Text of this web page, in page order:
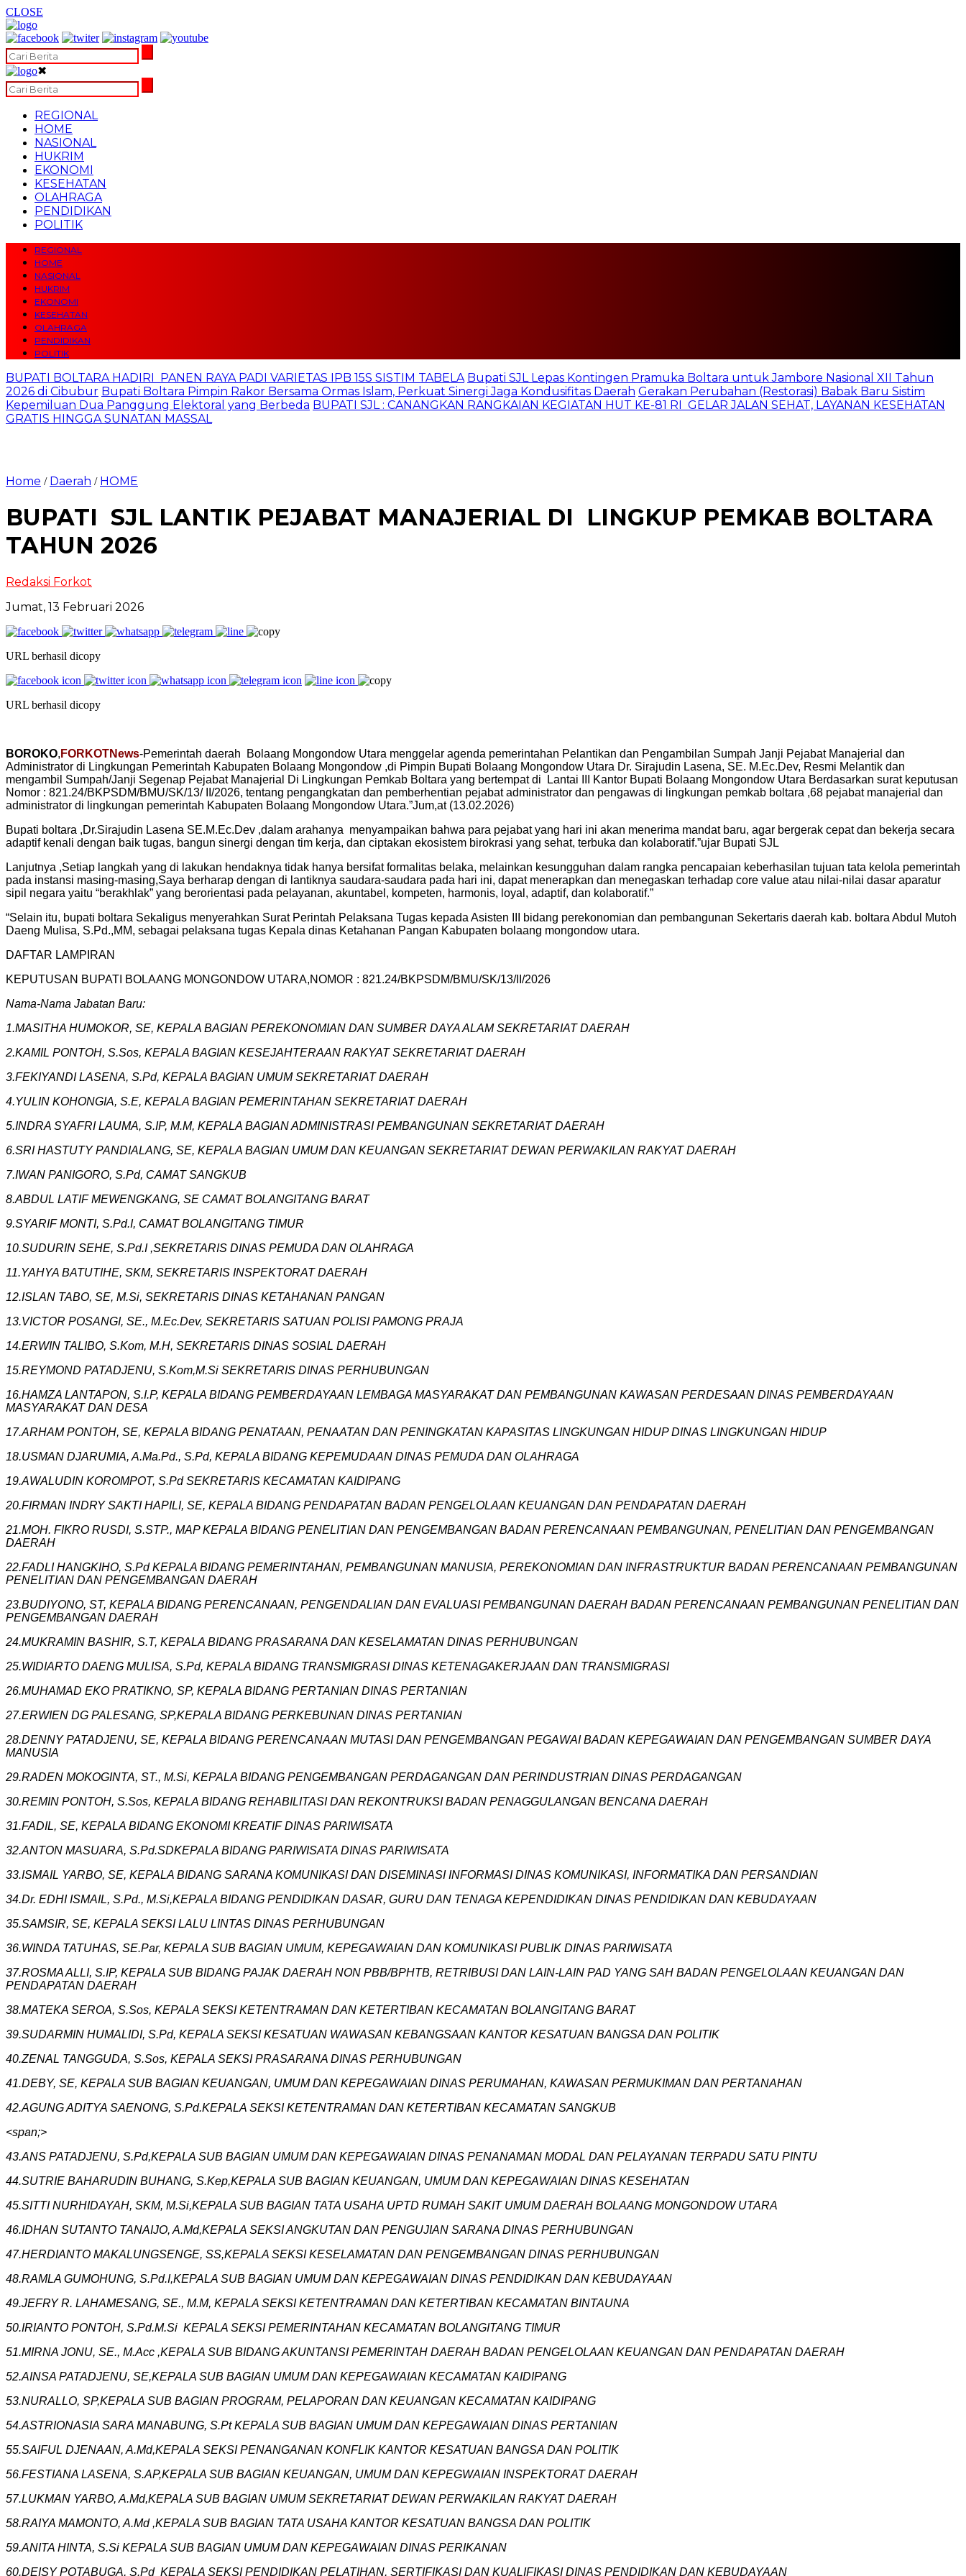
CLOSE
✖
REGIONAL
HOME
NASIONAL
HUKRIM
EKONOMI
KESEHATAN
OLAHRAGA
PENDIDIKAN
POLITIK
REGIONAL
HOME
NASIONAL
HUKRIM
EKONOMI
KESEHATAN
OLAHRAGA
PENDIDIKAN
POLITIK
BUPATI BOLTARA HADIRI PANEN RAYA PADI VARIETAS IPB 15S SISTIM TABELA Bupati SJL Lepas Kontingen Pramuka Boltara untuk Jambore Nasional XII Tahun
2026 di Cibubur Bupati Boltara Pimpin Rakor Bersama Ormas Islam, Perkuat Sinergi Jaga Kondusifitas Daerah Gerakan Perubahan (Restorasi) Babak Baru Sistim
Kepemiluan Dua Panggung Elektoral yang Berbeda BUPATI SJL : CANANGKAN RANGKAIAN KEGIATAN HUT KE-81 RI GELAR JALAN SEHAT, LAYANAN KESEHATAN
GRATIS HINGGA SUNATAN MASSAL
Home / Daerah / HOME
BUPATI SJL LANTIK PEJABAT MANAJERIAL DI LINGKUP PEMKAB BOLTARA
TAHUN 2026
Redaksi Forkot
Jumat, 13 Februari 2026
URL berhasil dicopy
URL berhasil dicopy
BOROKO, FORKOTNews-Pemerintah daerah Bolaang Mongondow Utara menggelar agenda pemerintahan Pelantikan dan Pengambilan Sumpah Janji Pejabat Manajerial dan
Administrator di Lingkungan Pemerintah Kabupaten Bolaang Mongondow ,di Pimpin Bupati Bolaang Mongondow Utara Dr. Sirajudin Lasena, SE. M.Ec.Dev, Resmi Melantik dan
mengambil Sumpah/Janji Segenap Pejabat Manajerial Di Lingkungan Pemkab Boltara yang bertempat di Lantai III Kantor Bupati Bolaang Mongondow Utara Berdasarkan surat keputusan
Nomor : 821.24/BKPSDM/BMU/SK/13/ II/2026, tentang pengangkatan dan pemberhentian pejabat administrator dan pengawas di lingkungan pemkab boltara ,68 pejabat manajerial dan
administrator di lingkungan pemerintah Kabupaten Bolaang Mongondow Utara.”Jum,at (13.02.2026)
‎Bupati boltara ,Dr.Sirajudin Lasena SE.M.Ec.Dev ,dalam arahanya menyampaikan bahwa para pejabat yang hari ini akan menerima mandat baru, agar bergerak cepat dan bekerja secara
adaptif kenali dengan baik tugas, bangun sinergi dengan tim kerja, dan ciptakan ekosistem birokrasi yang sehat, terbuka dan kolaboratif.”ujar Bupati SJL
‎Lanjutnya ,Setiap langkah yang di lakukan hendaknya tidak hanya bersifat formalitas belaka, melainkan kesungguhan dalam rangka pencapaian keberhasilan tujuan tata kelola pemerintah
pada instansi masing-masing,Saya berharap dengan di lantiknya saudara-saudara pada hari ini, dapat menerapkan dan menegaskan terhadap core value atau nilai-nilai dasar aparatur
sipil negara yaitu “berakhlak” yang berorientasi pada pelayanan, akuntabel, kompeten, harmonis, loyal, adaptif, dan kolaboratif.”
“‎Selain itu, bupati boltara Sekaligus menyerahkan Surat Perintah Pelaksana Tugas kepada Asisten III bidang perekonomian dan pembangunan Sekertaris daerah kab. boltara Abdul Mutoh
Daeng Mulisa, S.Pd.,MM, sebagai pelaksana tugas Kepala dinas Ketahanan Pangan Kabupaten bolaang mongondow utara.
‎DAFTAR LAMPIRAN
KEPUTUSAN BUPATI BOLAANG MONGONDOW UTARA,‎NOMOR : 821.24/BKPSDM/BMU/SK/13/II/2026
Nama-Nama Jabatan Baru:
‎1.MASITHA HUMOKOR, SE, KEPALA BAGIAN PEREKONOMIAN DAN SUMBER DAYA ALAM SEKRETARIAT DAERAH
2.KAMIL PONTOH, S.Sos, KEPALA BAGIAN KESEJAHTERAAN RAKYAT SEKRETARIAT DAERAH
3.FEKIYANDI LASENA, S.Pd, KEPALA BAGIAN UMUM SEKRETARIAT DAERAH
4.YULIN KOHONGIA, S.E, KEPALA BAGIAN PEMERINTAHAN SEKRETARIAT DAERAH
5.INDRA SYAFRI LAUMA, S.IP, M.M, KEPALA BAGIAN ADMINISTRASI PEMBANGUNAN SEKRETARIAT DAERAH
‎6.SRI HASTUTY PANDIALANG, SE, KEPALA BAGIAN UMUM DAN KEUANGAN SEKRETARIAT DEWAN PERWAKILAN RAKYAT DAERAH
7.IWAN PANIGORO, S.Pd, CAMAT SANGKUB
8.ABDUL LATIF MEWENGKANG, SE CAMAT BOLANGITANG BARAT
9.SYARIF MONTI, S.Pd.I, CAMAT BOLANGITANG TIMUR
10.SUDURIN SEHE, S.Pd.I ,SEKRETARIS DINAS PEMUDA DAN OLAHRAGA
11.YAHYA BATUTIHE, SKM, SEKRETARIS INSPEKTORAT DAERAH
12.ISLAN TABO, SE, M.Si, SEKRETARIS DINAS KETAHANAN PANGAN
13.VICTOR POSANGI, SE., M.Ec.Dev, SEKRETARIS SATUAN POLISI PAMONG PRAJA
14.ERWIN TALIBO, S.Kom, M.H, SEKRETARIS DINAS SOSIAL DAERAH
15.REYMOND PATADJENU, S.Kom,M.Si SEKRETARIS DINAS PERHUBUNGAN
16.HAMZA LANTAPON, S.I.P, KEPALA BIDANG PEMBERDAYAAN LEMBAGA MASYARAKAT DAN PEMBANGUNAN KAWASAN PERDESAAN DINAS PEMBERDAYAAN
MASYARAKAT DAN DESA
17.ARHAM PONTOH, SE, KEPALA BIDANG PENATAAN, PENAATAN DAN PENINGKATAN KAPASITAS LINGKUNGAN HIDUP DINAS LINGKUNGAN HIDUP
18.USMAN DJARUMIA, A.Ma.Pd., S.Pd, KEPALA BIDANG KEPEMUDAAN DINAS PEMUDA DAN OLAHRAGA
‎19.AWALUDIN KOROMPOT, S.Pd SEKRETARIS KECAMATAN KAIDIPANG
‎20.FIRMAN INDRY SAKTI HAPILI, SE, KEPALA BIDANG PENDAPATAN BADAN PENGELOLAAN KEUANGAN DAN PENDAPATAN DAERAH
21.MOH. FIKRO RUSDI, S.STP., MAP KEPALA BIDANG PENELITIAN DAN PENGEMBANGAN BADAN PERENCANAAN PEMBANGUNAN, PENELITIAN DAN PENGEMBANGAN
DAERAH
22.FADLI HANGKIHO, S.Pd KEPALA BIDANG PEMERINTAHAN, PEMBANGUNAN MANUSIA, PEREKONOMIAN DAN INFRASTRUKTUR BADAN PERENCANAAN PEMBANGUNAN
PENELITIAN DAN PENGEMBANGAN DAERAH
23.BUDIYONO, ST, KEPALA BIDANG PERENCANAAN, PENGENDALIAN DAN EVALUASI PEMBANGUNAN DAERAH BADAN PERENCANAAN PEMBANGUNAN PENELITIAN DAN
PENGEMBANGAN DAERAH
‎24.MUKRAMIN BASHIR, S.T, KEPALA BIDANG PRASARANA DAN KESELAMATAN DINAS PERHUBUNGAN
25.WIDIARTO DAENG MULISA, S.Pd, KEPALA BIDANG TRANSMIGRASI DINAS KETENAGAKERJAAN DAN TRANSMIGRASI
26.MUHAMAD EKO PRATIKNO, SP, KEPALA BIDANG PERTANIAN DINAS PERTANIAN
27.ERWIEN DG PALESANG, SP,KEPALA BIDANG PERKEBUNAN DINAS PERTANIAN
28.DENNY PATADJENU, SE, KEPALA BIDANG PERENCANAAN MUTASI DAN PENGEMBANGAN PEGAWAI BADAN KEPEGAWAIAN DAN PENGEMBANGAN SUMBER DAYA
MANUSIA
29.RADEN MOKOGINTA, ST., M.Si, KEPALA BIDANG PENGEMBANGAN PERDAGANGAN DAN PERINDUSTRIAN DINAS PERDAGANGAN
‎30.REMIN PONTOH, S.Sos, KEPALA BIDANG REHABILITASI DAN REKONTRUKSI BADAN PENAGGULANGAN BENCANA DAERAH
31.FADIL, SE, KEPALA BIDANG EKONOMI KREATIF DINAS PARIWISATA
‎32.ANTON MASUARA, S.Pd.SDKEPALA BIDANG PARIWISATA DINAS PARIWISATA
‎33.ISMAIL YARBO, SE, KEPALA BIDANG SARANA KOMUNIKASI DAN DISEMINASI INFORMASI DINAS KOMUNIKASI, INFORMATIKA DAN PERSANDIAN
34.Dr. EDHI ISMAIL, S.Pd., M.Si,KEPALA BIDANG PENDIDIKAN DASAR, GURU DAN TENAGA KEPENDIDIKAN DINAS PENDIDIKAN DAN KEBUDAYAAN
35.SAMSIR, SE, KEPALA SEKSI LALU LINTAS DINAS PERHUBUNGAN
36.WINDA TATUHAS, SE.Par, KEPALA SUB BAGIAN UMUM, KEPEGAWAIAN DAN KOMUNIKASI PUBLIK DINAS PARIWISATA
37.ROSMA ALLI, S.IP, KEPALA SUB BIDANG PAJAK DAERAH NON PBB/BPHTB, RETRIBUSI DAN LAIN-LAIN PAD YANG SAH BADAN PENGELOLAAN KEUANGAN DAN
PENDAPATAN DAERAH
38.MATEKA SEROA, S.Sos, KEPALA SEKSI KETENTRAMAN DAN KETERTIBAN KECAMATAN BOLANGITANG BARAT
39.SUDARMIN HUMALIDI, S.Pd, KEPALA SEKSI KESATUAN WAWASAN KEBANGSAAN KANTOR KESATUAN BANGSA DAN POLITIK
‎40.ZENAL TANGGUDA, S.Sos, KEPALA SEKSI PRASARANA DINAS PERHUBUNGAN
41.DEBY, SE, KEPALA SUB BAGIAN KEUANGAN, UMUM DAN KEPEGAWAIAN DINAS PERUMAHAN, KAWASAN PERMUKIMAN DAN PERTANAHAN
‎42.AGUNG ADITYA SAENONG, S.Pd.KEPALA SEKSI KETENTRAMAN DAN KETERTIBAN KECAMATAN SANGKUB
<span;>‎
43.ANS PATADJENU, S.Pd,KEPALA SUB BAGIAN UMUM DAN KEPEGAWAIAN DINAS PENANAMAN MODAL DAN PELAYANAN TERPADU SATU PINTU
‎44.SUTRIE BAHARUDIN BUHANG, S.Kep,KEPALA SUB BAGIAN KEUANGAN, UMUM DAN KEPEGAWAIAN DINAS KESEHATAN
45.SITTI NURHIDAYAH, SKM, M.Si,KEPALA SUB BAGIAN TATA USAHA UPTD RUMAH SAKIT UMUM DAERAH BOLAANG MONGONDOW UTARA
‎46.IDHAN SUTANTO TANAIJO, A.Md,KEPALA SEKSI ANGKUTAN DAN PENGUJIAN SARANA DINAS PERHUBUNGAN
‎47.HERDIANTO MAKALUNGSENGE, SS,KEPALA SEKSI KESELAMATAN DAN PENGEMBANGAN DINAS PERHUBUNGAN
‎48.RAMLA GUMOHUNG, S.Pd.I,KEPALA SUB BAGIAN UMUM DAN KEPEGAWAIAN DINAS PENDIDIKAN DAN KEBUDAYAAN
49.JEFRY R. LAHAMESANG, SE., M.M, KEPALA SEKSI KETENTRAMAN DAN KETERTIBAN KECAMATAN BINTAUNA
50.IRIANTO PONTOH, S.Pd.M.Si KEPALA SEKSI PEMERINTAHAN KECAMATAN BOLANGITANG TIMUR
51.MIRNA JONU, SE., M.Acc ,KEPALA SUB BIDANG AKUNTANSI PEMERINTAH DAERAH BADAN PENGELOLAAN KEUANGAN DAN PENDAPATAN DAERAH
52.AINSA PATADJENU, SE,KEPALA SUB BAGIAN UMUM DAN KEPEGAWAIAN KECAMATAN KAIDIPANG
53.NURALLO, SP,KEPALA SUB BAGIAN PROGRAM, PELAPORAN DAN KEUANGAN KECAMATAN KAIDIPANG
54.ASTRIONASIA SARA MANABUNG, S.Pt KEPALA SUB BAGIAN UMUM DAN KEPEGAWAIAN DINAS PERTANIAN
55.SAIFUL DJENAAN, A.Md,KEPALA SEKSI PENANGANAN KONFLIK KANTOR KESATUAN BANGSA DAN POLITIK
56.FESTIANA LASENA, S.AP,KEPALA SUB BAGIAN KEUANGAN, UMUM DAN KEPEGWAIAN INSPEKTORAT DAERAH
‎57.LUKMAN YARBO, A.Md,KEPALA SUB BAGIAN UMUM SEKRETARIAT DEWAN PERWAKILAN RAKYAT DAERAH
‎58.RAIYA MAMONTO, A.Md ,KEPALA SUB BAGIAN TATA USAHA KANTOR KESATUAN BANGSA DAN POLITIK
59.ANITA HINTA, S.Si KEPALA SUB BAGIAN UMUM DAN KEPEGAWAIAN DINAS PERIKANAN
60.DEISY POTABUGA, S.Pd KEPALA SEKSI PENDIDIKAN PELATIHAN, SERTIFIKASI DAN KUALIFIKASI DINAS PENDIDIKAN DAN KEBUDAYAAN